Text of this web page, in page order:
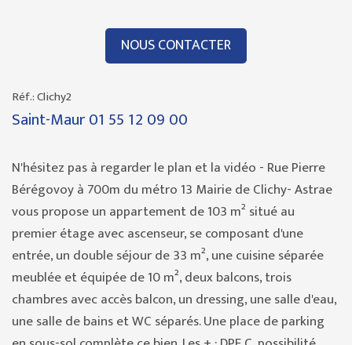
NOUS CONTACTER
Réf.: Clichy2
Saint-Maur01 55 12 09 00
N'hésitez pas à regarder le plan et la vidéo - Rue Pierre
Bérégovoy à 700m du métro 13 Mairie de Clichy- Astrae
vous propose un appartement de 103 m² situé au
premier étage avec ascenseur, se composant d'une
entrée, un double séjour de 33 m², une cuisine séparée
meublée et équipée de 10 m², deux balcons, trois
chambres avec accès balcon, un dressing, une salle d'eau,
une salle de bains et WC séparés. Une place de parking